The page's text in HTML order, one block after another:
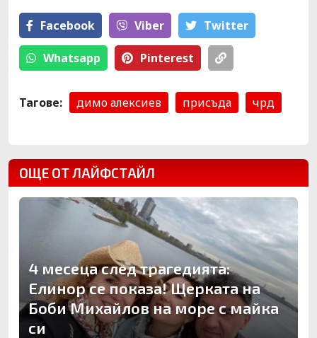
Facebook Viber Тwitter
Whatsapp Pinterest
Тагове: димо алексиев присъда чрд
ОЩЕ ОТ ЛАЙФСТАЙЛ
4 месеца след трагедията:
Елинор се показа! Щерката на
Боби Михайлов на море с майка
си